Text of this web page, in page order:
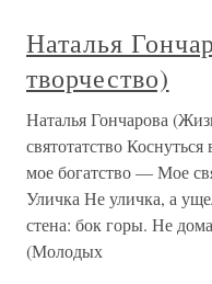
Наталья
творчество)
Наталья Гончарова
святотатство
мое богатство — Мое
Уличка Не уличка, а
стена: бок горы. Не
(Молодых